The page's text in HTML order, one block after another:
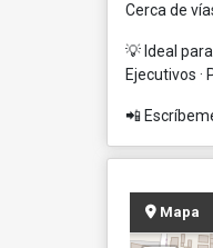
Cerca de
💡 Ideal
Ejecutivos ·
📲
Mapa